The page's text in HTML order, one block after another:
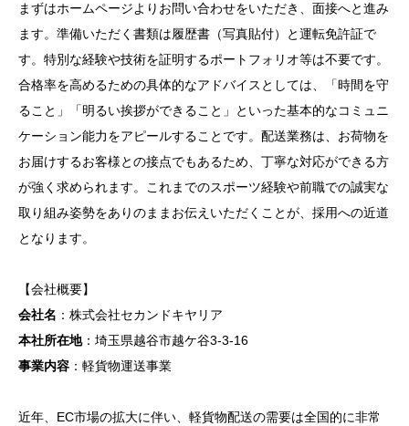
まずはホームページよりお問い合わせをいただき、面接へと進み
ます。準備いただく書類は履歴書（写真貼付）と運転免許証で
す。特別な経験や技術を証明するポートフォリオ等は不要です。
合格率を高めるための具体的なアドバイスとしては、「時間を守
ること」「明るい挨拶ができること」といった基本的なコミュニ
ケーション能力をアピールすることです。配送業務は、お荷物を
お届けするお客様との接点でもあるため、丁寧な対応ができる方
が強く求められます。これまでのスポーツ経験や前職での誠実な
取り組み姿勢をありのままお伝えいただくことが、採用への近道
となります。
【会社概要】
会社名 ：株式会社セカンドキヤリア
本社所在地：埼玉県越谷市越ケ谷3-3-16
事業内容 ：軽貨物運送事業
近年、EC市場の拡大に伴い、軽貨物配送の需要は全国的に非常